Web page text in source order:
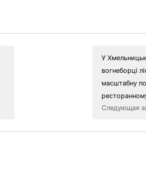
У
вогнеборці
масштабну
Следующая